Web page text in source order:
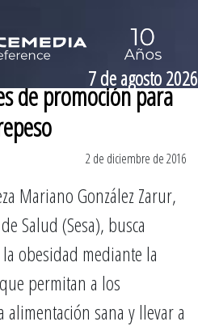
7 de agosto 2026
de promoción para
2 de diciembre de 2016
Mariano González Zarur,
Salud (Sesa), busca
obesidad mediante la
permitan a los
alimentación sana y llevar a